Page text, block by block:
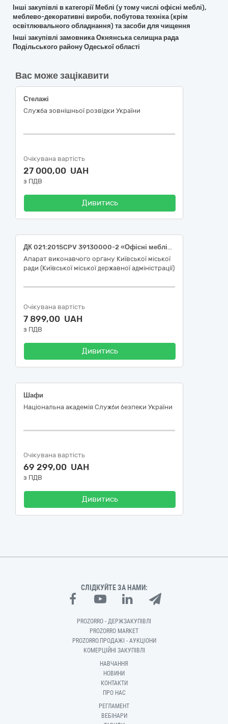
Інші закупівлі в категорії Меблі (у тому числі офісні меблі),
меблево-декоративні вироби, побутова техніка (крім
освітлювального обладнання) та засоби для чищення
Інші закупівлі замовника Окнянська селищна рада
Подільського району Одеської області
Вас може зацікавити
Стелажі
Служба зовнішньої розвідки України
Очікувана вартість
27 000,00 UAH
з ПДВ
Дивитись
ДК 021:2015CPV 39130000-2 «Офісні меблі» «Стіл для переговорів»
Апарат виконавчого органу Київської міської
ради (Київської міської державної адміністрації)
Очікувана вартість
7 899,00 UAH
з ПДВ
Дивитись
Шафи
Національна академія Служби безпеки України
Очікувана вартість
69 299,00 UAH
з ПДВ
Дивитись
СЛІДКУЙТЕ ЗА НАМИ:
PROZORRO - ДЕРЖЗАКУПІВЛІ
PROZORRO MARKET
PROZORRO.ПРОДАЖІ - АУКЦІОНИ
КОМЕРЦІЙНІ ЗАКУПІВЛІ
НАВЧАННЯ
НОВИНИ
КОНТАКТИ
ПРО НАС
РЕГЛАМЕНТ
ВЕБІНАРИ